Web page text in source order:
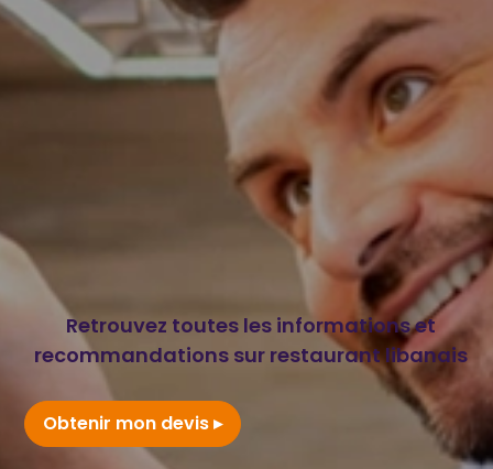
Retrouvez toutes les informations et
recommandations sur restaurant libanais
Obtenir mon devis